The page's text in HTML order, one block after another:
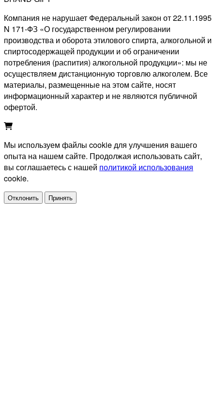
Компания не нарушает Федеральный закон от 22.11.1995
N 171-ФЗ «О государственном регулировании
производства и оборота этилового спирта, алкогольной и
спиртосодержащей продукции и об ограничении
потребления (распития) алкогольной продукции»: мы не
осуществляем дистанционную торговлю алкоголем. Все
материалы, размещенные на этом сайте, носят
информационный характер и не являются публичной
офертой.
Мы используем файлы cookie для улучшения вашего
опыта на нашем сайте. Продолжая использовать сайт,
вы соглашаетесь с нашей политикой использования
cookie.
Отклонить Принять